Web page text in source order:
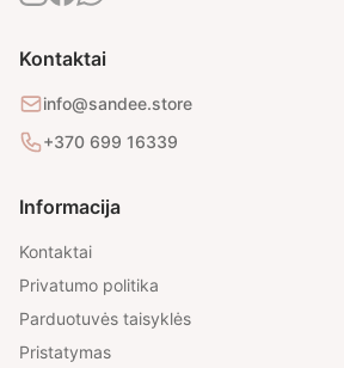
Kontaktai
info@sandee.store
+370 699 16339
Informacija
Kontaktai
Privatumo politika
Parduotuvės taisyklės
Pristatymas